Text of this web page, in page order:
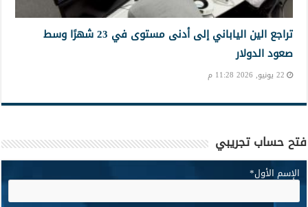
تراجع الين الياباني إلى أدنى مستوى في 23 شهرًا وسط
صعود الدولار
22 يونيو, 2026 11:28 م
فتح حساب تجريبي
الإسم الأول*